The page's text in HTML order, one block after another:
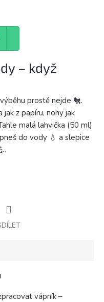
– když
prostě nejde 🐔.
jak z papíru, nohy jak
malá lahvička (50 ml)
do vody 💧 a slepice
vápník –